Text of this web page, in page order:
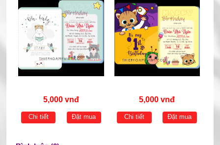
5,000 vnđ
Chi tiết Đặt mua
5,000 vnđ
Chi tiết Đặt mua